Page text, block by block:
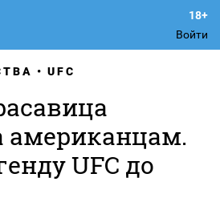
Войти
UFC
американцам.
UFC до